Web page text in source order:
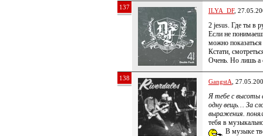
137 ILYA_DF,
2 jesus. Где ты в
Если не
можно
Кстати,
Очень. Но лишь а
138 GangstA ,
Я тебе с высоты
одну вещь… За
выражения.
тебя в
В музыке